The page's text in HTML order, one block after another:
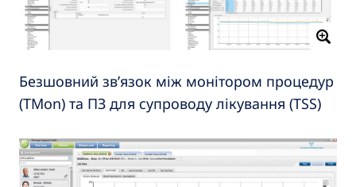
Безшовний зв’язок між монітором процедур
(TMon) та ПЗ для супроводу лікування (TSS)